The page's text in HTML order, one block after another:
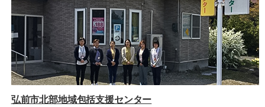
弘前市北部地域包括支援センター